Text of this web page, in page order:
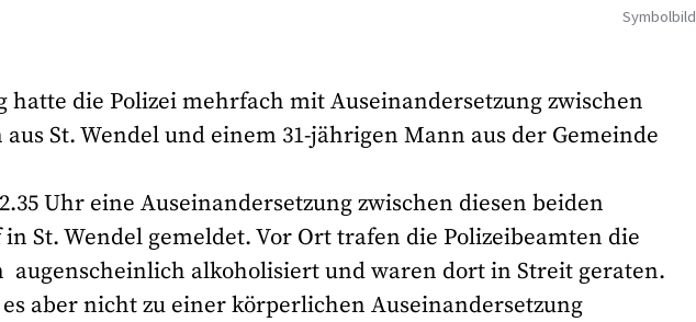
Symbolbild
hatte die Polizei mehrfach mit Auseinandersetzung zwischen
St. Wendel und einem 31-jährigen Mann aus der Gemeinde
Uhr eine Auseinandersetzung zwischen diesen beiden
St. Wendel gemeldet. Vor Ort trafen die Polizeibeamten die
augenscheinlich alkoholisiert und waren dort in Streit geraten.
aber nicht zu einer körperlichen Auseinandersetzung